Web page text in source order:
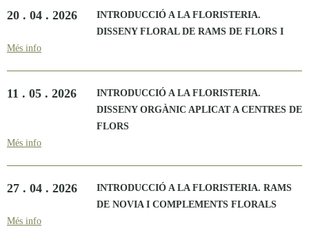
20 . 04 . 2026
INTRODUCCIÓ A LA FLORISTERIA.
DISSENY FLORAL DE RAMS DE FLORS I
Més info
11 . 05 . 2026
INTRODUCCIÓ A LA FLORISTERIA.
DISSENY ORGÀNIC APLICAT A CENTRES DE
FLORS
Més info
27 . 04 . 2026
INTRODUCCIÓ A LA FLORISTERIA. RAMS
DE NOVIA I COMPLEMENTS FLORALS
Més info